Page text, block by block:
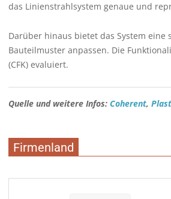
das Linienstrahlsystem genaue und
Darüber hinaus bietet das System
Bauteilmuster anpassen. Die
(CFK) evaluiert.
Quelle und weitere Infos: Coherent,
Firmenland